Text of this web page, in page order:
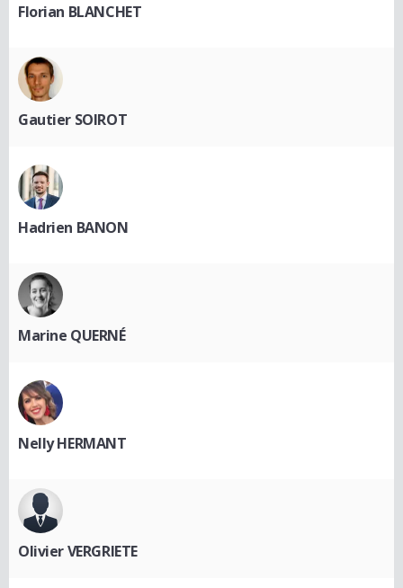
Florian BLANCHET
Gautier SOIROT
Hadrien BANON
Marine QUERNÉ
Nelly HERMANT
Olivier VERGRIETE